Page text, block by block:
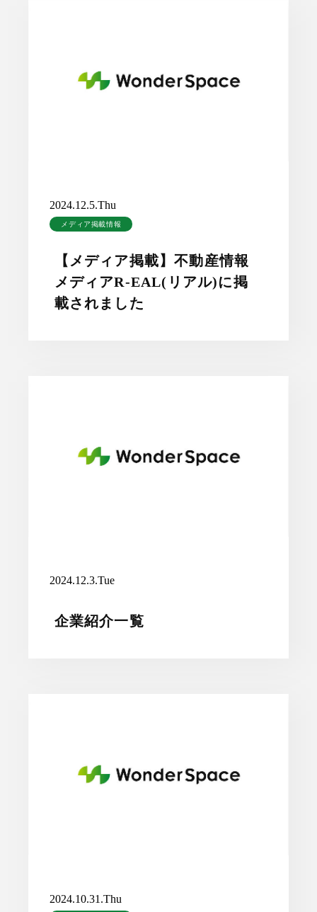
2024.12.5.Thu
メディア掲載情報
【メディア掲載】不動産情報
メディアR-EAL(リアル)に掲
載されました
2024.12.3.Tue
企業紹介一覧
2024.10.31.Thu